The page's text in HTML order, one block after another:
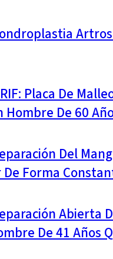
Placa De
Hombre De 60
Del
Forma
Abierta
De 41 Años